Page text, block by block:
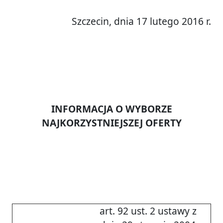
Szczecin, dnia 17 lutego 2016 r.
INFORMACJA O WYBORZE
NAJKORZYSTNIEJSZEJ OFERTY
art. 92 ust. 2 ustawy z